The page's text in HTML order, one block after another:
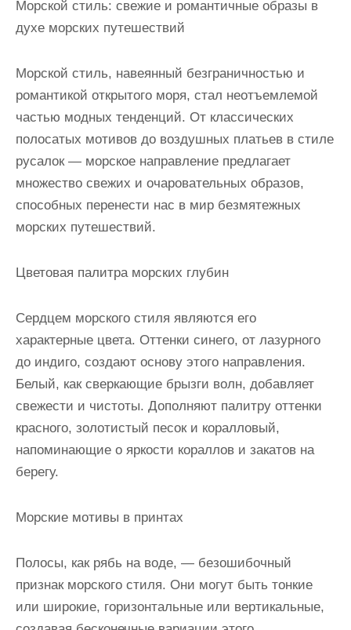
Морской стиль: свежие и романтичные образы в
духе морских путешествий
Морской стиль, навеянный безграничностью и
романтикой открытого моря, стал неотъемлемой
частью модных тенденций. От классических
полосатых мотивов до воздушных платьев в стиле
русалок — морское направление предлагает
множество свежих и очаровательных образов,
способных перенести нас в мир безмятежных
морских путешествий.
Цветовая палитра морских глубин
Сердцем морского стиля являются его
характерные цвета. Оттенки синего, от лазурного
до индиго, создают основу этого направления.
Белый, как сверкающие брызги волн, добавляет
свежести и чистоты. Дополняют палитру оттенки
красного, золотистый песок и коралловый,
напоминающие о яркости кораллов и закатов на
берегу.
Морские мотивы в принтах
Полосы, как рябь на воде, — безошибочный
признак морского стиля. Они могут быть тонкие
или широкие, горизонтальные или вертикальные,